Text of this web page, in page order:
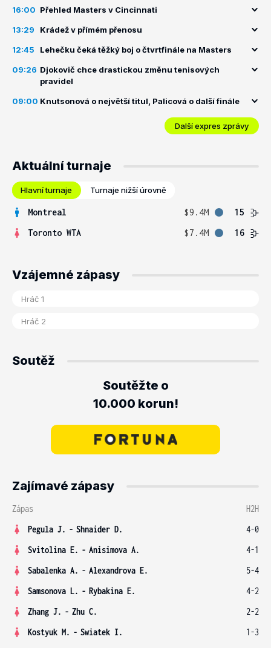
16:00 Přehled Masters v Cincinnati
13:29 Krádež v přímém přenosu
12:45 Lehečku čeká těžký boj o čtvrtfinále na Masters
09:26 Djokovič chce drastickou změnu tenisových
pravidel
09:00 Knutsonová o největší titul, Palicová o další finále
Další expres zprávy
Aktuální turnaje
Hlavní turnaje Turnaje nižší úrovně
Montreal $9.4M
15
Toronto WTA
$7.4M 16
Vzájemné zápasy
Soutěž
Soutěžte o
10.000 korun!
Zajímavé zápasy
Zápas
H2H
Pegula J. - Shnaider D.
4-0
Svitolina E. - Anisimova A.
4-1
Sabalenka A. - Alexandrova E.
5-4
Samsonova L. - Rybakina E.
4-2
Zhang J. - Zhu C.
2-2
Kostyuk M. - Swiatek I. 1-3